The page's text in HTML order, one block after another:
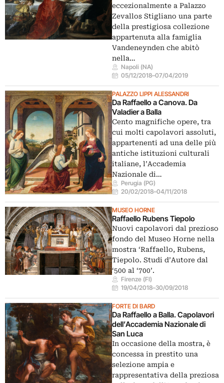
eccezionalmente a Palazzo
Zevallos Stigliano una parte
della prestigiosa collezione
appartenuta alla famiglia
Vandeneynden che abitò
nella…
Napoli (NA)
05/12/2018–07/04/2019
PALAZZO LIPPI ALESSANDRI
Da Raffaello a Canova. Da
Valadier a Balla
Cento magnifiche opere, tra
cui molti capolavori assoluti,
appartenenti ad una delle più
antiche istituzioni culturali
italiane, l’Accademia
Nazionale di…
Perugia (PG)
20/02/2018–04/11/2018
MUSEO HORNE
Raffaello Rubens Tiepolo
Nuovi capolavori dal prezioso
fondo del Museo Horne nella
mostra ‘Raffaello, Rubens,
Tiepolo. Studi d’Autore dal
‘500 al ‘700’.
Firenze (FI)
19/04/2018–30/09/2018
FORTE DI BARD
Da Raffaello a Balla. Capolavori
dell’Accademia Nazionale di
San Luca
In occasione della mostra, è
concessa in prestito una
selezione ampia e
rappresentativa della preziosa